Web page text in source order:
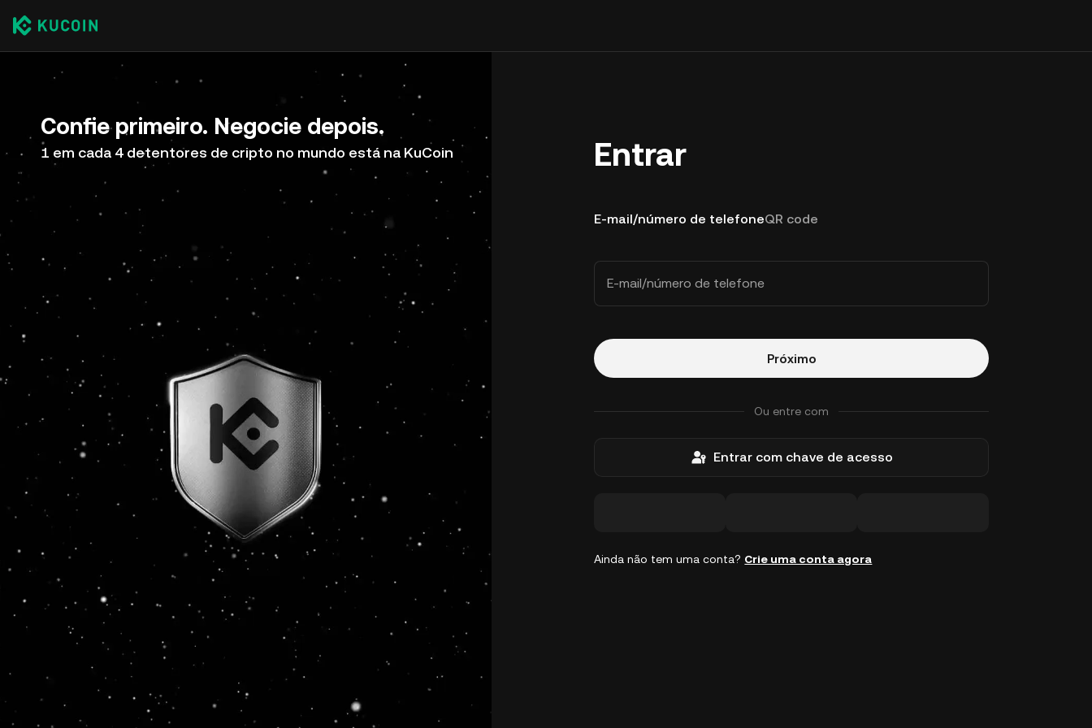
Confie primeiro. Negocie depois.
1 em cada 4 detentores de cripto no mundo está na KuCoin Entrar
E-mail/número de telefoneQR code
E-mail/número de telefone
Próximo
Ou entre com
Entrar com chave de acesso
Ainda não tem uma conta? Crie uma conta agora